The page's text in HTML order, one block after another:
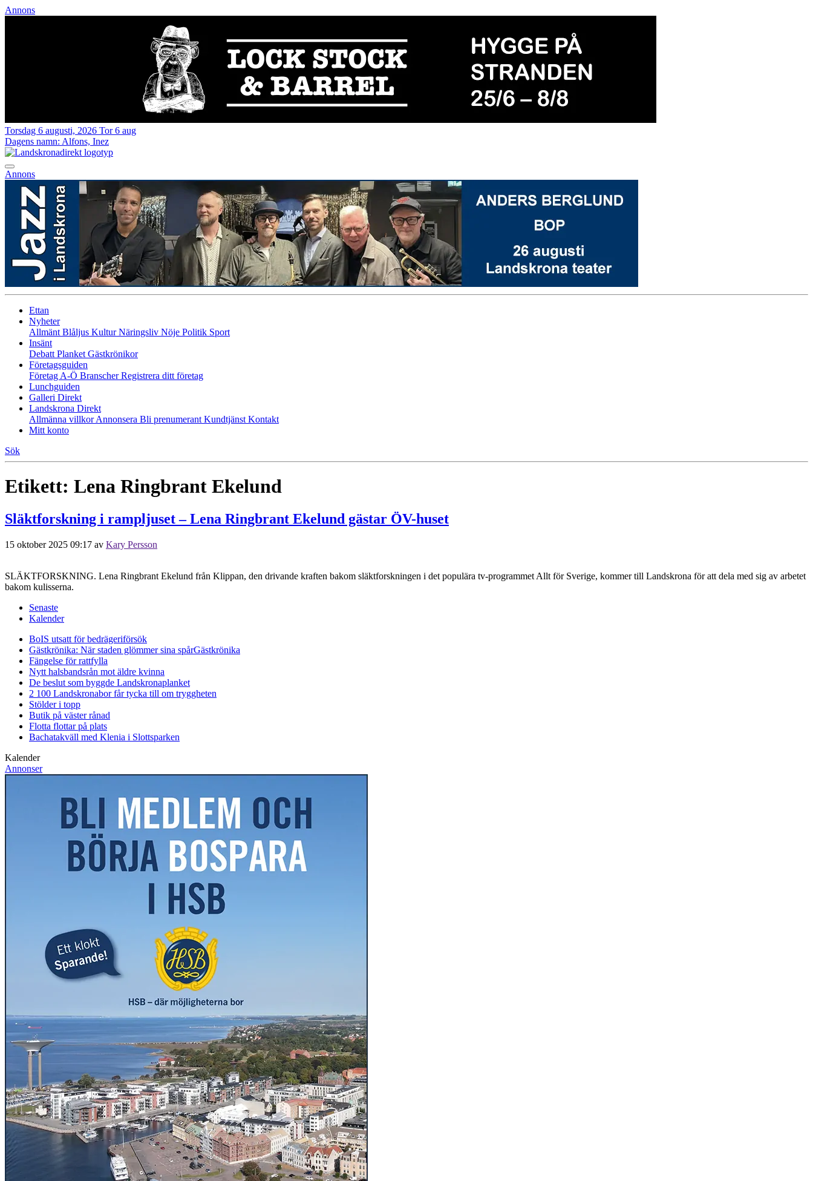
Annons
Torsdag 6 augusti, 2026 Tor 6 aug
Dagens namn: Alfons, Inez
Annons
Ettan
Nyheter
Allmänt Blåljus KulturNäringsliv Nöje Politik Sport
Insänt
Debatt Planket Gästkrönikor
Företagsguiden
Företag A-Ö BranscherRegistrera ditt företag
Lunchguiden
Galleri Direkt
Landskrona Direkt
Allmänna villkorAnnonsera Bli prenumerant Kundtjänst Kontakt
Mitt konto
Sök
Etikett: Lena Ringbrant Ekelund
Släktforskning i rampljuset – Lena Ringbrant Ekelund gästar ÖV-huset
15 oktober 2025 09:17 av Kary Persson
SLÄKTFORSKNING. Lena Ringbrant Ekelund från Klippan, den drivande kraften bakom släktforskningen i det populära tv-programmet Allt för Sverige, kommer till Landskrona för att dela med sig av arbetet
bakom kulisserna.
Senaste
Kalender
BoIS utsatt för bedrägeriförsök
Gästkrönika: När staden glömmer sina spårGästkrönika
Fängelse för rattfylla
Nytt halsbandsrån mot äldre kvinna
De beslut som byggde Landskronaplanket
2 100 Landskronabor får tycka till om tryggheten
Stölder i topp
Butik på väster rånad
Flotta flottar på plats
Bachatakväll med Klenia i Slottsparken
Kalender
Annonser